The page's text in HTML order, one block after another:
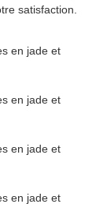
satisfaction.